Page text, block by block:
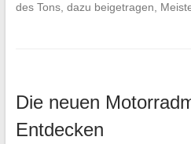
des Tons, dazu beigetragen,
Die neuen
Entdecken